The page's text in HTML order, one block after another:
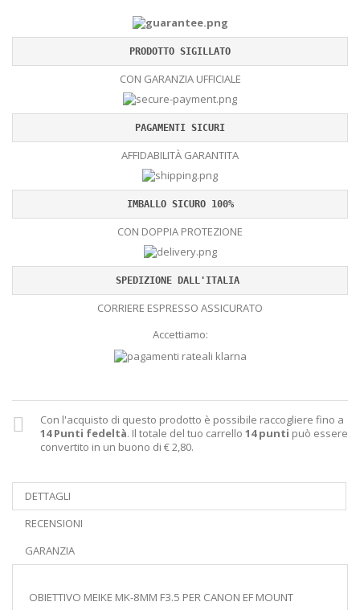
PRODOTTO SIGILLATO
CON GARANZIA UFFICIALE
PAGAMENTI SICURI
AFFIDABILITÀ GARANTITA
IMBALLO SICURO 100%
CON DOPPIA PROTEZIONE
SPEDIZIONE DALL'ITALIA
CORRIERE ESPRESSO ASSICURATO
Accettiamo:
Con l'acquisto di questo prodotto è possibile raccogliere fino a
14Punti fedeltà. Il totale del tuo carrello 14punti può essere
convertito in un buono di € 2,80.
DETTAGLI
RECENSIONI
GARANZIA
OBIETTIVO MEIKE MK-8MM F3.5 PER CANON EF MOUNT